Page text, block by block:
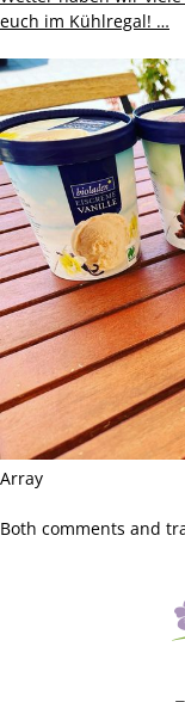
euch im Kühlregal! …
Array
Both comments and